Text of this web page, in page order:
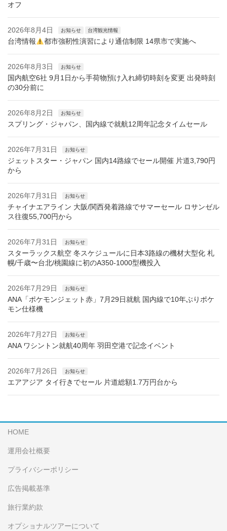
オフ
2026年8月4日 お知らせ 台湾観光情報
台湾情報 都市強靭性演習により通信制限 14県市で実施へ
2026年8月3日 お知らせ
国内航空6社 9月1日から手荷物預け入れ締切時刻を変更 出発時刻
の30分前に
2026年8月2日 お知らせ
スプリング・ジャパン、国内線で就航12周年記念タイムセール
2026年7月31日 お知らせ
ジェットスター・ジャパン 国内14路線でセール開催 片道3,790円
から
2026年7月31日 お知らせ
チャイナエアライン 大阪/関西発着路線でサマーセール ロサンゼル
ス往復55,700円から
2026年7月31日 お知らせ
スターラックス航空 冬スケジュールに日本3路線の機材大型化 札
幌/千歳〜台北/桃園線に初のA350-1000型機投入
2026年7月29日 お知らせ
ANA「ポケモンジェット赤」7月29日就航 国内線で10年ぶりポケ
モン仕様機
2026年7月27日 お知らせ
ANA ワシントン就航40周年 羽田空港で記念イベント
2026年7月26日 お知らせ
エアアジア タイ行きでセール 片道総額1.7万円台から
HOME
運用会社概要
プライバシーポリシー
広告掲載基準
旅行業約款
オプショナルツアーについて